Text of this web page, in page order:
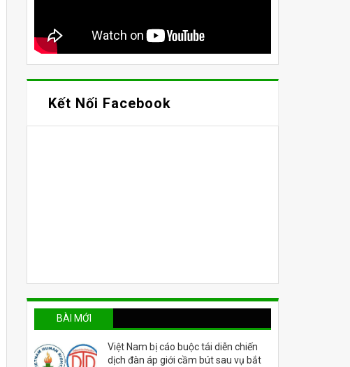
Kết Nối Facebook
BÀI MỚI
Việt Nam bị cáo buộc tái diễn chiến
dịch đàn áp giới cầm bút sau vụ bắt